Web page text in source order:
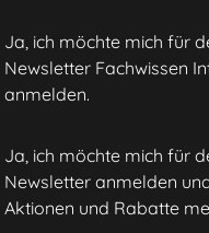
Ja, ich möchte mich für
Newsletter Fachwissen
anmelden.
Ja, ich möchte mich für
Newsletter anmelden
Aktionen und Rabatte